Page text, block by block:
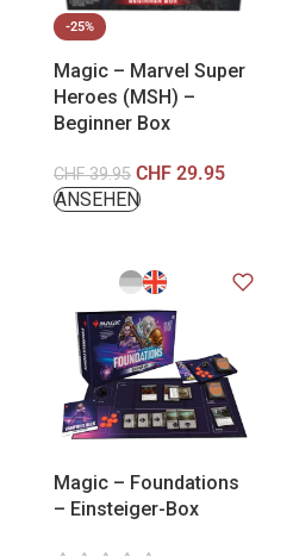
-25%
Magic – Marvel Super
Heroes (MSH) –
Beginner Box
CHF39.95 CHF29.95
ANSEHEN
Magic – Foundations
– Einsteiger-Box